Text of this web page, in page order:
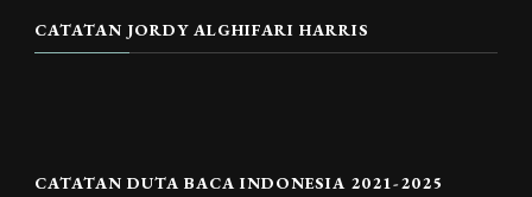
CATATAN JORDY ALGHIFARI HARRIS
CATATAN DUTA BACA INDONESIA 2021-2025